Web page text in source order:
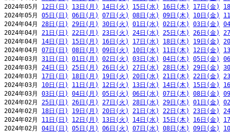
2024年05月 12日(日) 13日(月) 14日(火) 15日(水) 16日(木) 17日(金)
2024年05月 05日(日) 06日(月) 07日(火) 08日(水) 09日(木) 10日(金)
2024年04月 28日(日) 29日(月) 30日(火) 01日(水) 02日(木) 03日(金)
2024年04月 21日(日) 22日(月) 23日(火) 24日(水) 25日(木) 26日(金)
2024年04月 14日(日) 15日(月) 16日(火) 17日(水) 18日(木) 19日(金)
2024年04月 07日(日) 08日(月) 09日(火) 10日(水) 11日(木) 12日(金)
2024年03月 31日(日) 01日(月) 02日(火) 03日(水) 04日(木) 05日(金)
2024年03月 24日(日) 25日(月) 26日(火) 27日(水) 28日(木) 29日(金)
2024年03月 17日(日) 18日(月) 19日(火) 20日(水) 21日(木) 22日(金)
2024年03月 10日(日) 11日(月) 12日(火) 13日(水) 14日(木) 15日(金)
2024年03月 03日(日) 04日(月) 05日(火) 06日(水) 07日(木) 08日(金)
2024年02月 25日(日) 26日(月) 27日(火) 28日(水) 29日(木) 01日(金)
2024年02月 18日(日) 19日(月) 20日(火) 21日(水) 22日(木) 23日(金)
2024年02月 11日(日) 12日(月) 13日(火) 14日(水) 15日(木) 16日(金)
2024年02月 04日(日) 05日(月) 06日(火) 07日(水) 08日(木) 09日(金)